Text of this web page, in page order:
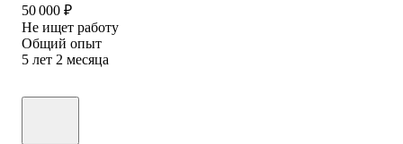
50 000 ₽
Не ищет работу
Общий опыт
5 лет 2 месяца